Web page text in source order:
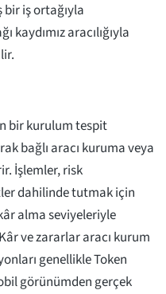
bir iş ortağıyla
aracılığıyla
bir kurulum tespit
bağlı aracı kuruma veya
İşlemler, risk
dahilinde tutmak için
alma seviyeleriyle
ve zararlar aracı kurum
genellikle Token
görünümden gerçek